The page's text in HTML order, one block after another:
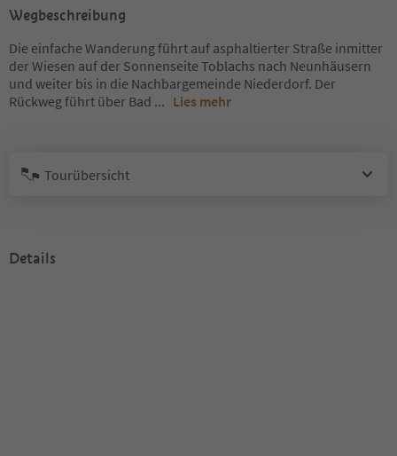
Wegbeschreibung
Die einfache Wanderung führt auf asphaltierter Straße inmitter
der Wiesen auf der Sonnenseite Toblachs nach Neunhäusern
und weiter bis in die Nachbargemeinde Niederdorf. Der
Rückweg führt über Bad ... Lies mehr
Tourübersicht
Details